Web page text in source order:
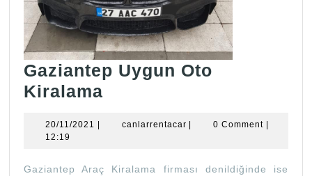
Gaziantep Uygun Oto
Kiralama
Oto
20/11/2021 20/11/2021canlarrentacarcanlarrentacar
0 Comment
12:19
Gaziantep Araç Kiralama firması denildiğinde ise